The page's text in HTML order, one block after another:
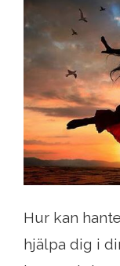
Hur kan
hjälpa dig i